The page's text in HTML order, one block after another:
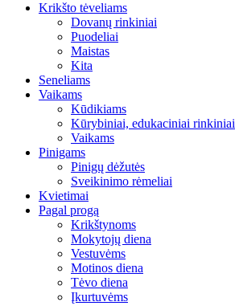
Krikšto tėveliams
Dovanų rinkiniai
Puodeliai
Maistas
Kita
Seneliams
Vaikams
Kūdikiams
Kūrybiniai, edukaciniai rinkiniai
Vaikams
Pinigams
Pinigų dėžutės
Sveikinimo rėmeliai
Kvietimai
Pagal progą
Krikštynoms
Mokytojų diena
Vestuvėms
Motinos diena
Tėvo diena
Įkurtuvėms